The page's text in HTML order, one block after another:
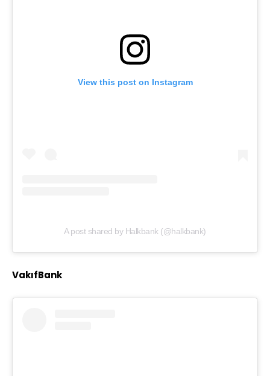
View this post on Instagram
A post shared by Halkbank (@halkbank)
VakıfBank